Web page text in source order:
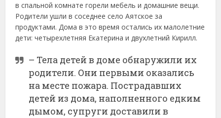
в спальной комнате горели мебель и домашние вещи.
Родители ушли в соседнее село Аятское за
продуктами. Дома в это время остались их малолетние
дети: четырехлетняя Екатерина и двухлетний Кирилл.
– Тела детей в доме обнаружили их
родители. Они первыми оказались
на месте пожара. Пострадавших
детей из дома, наполненного едким
дымом, супруги доставили в